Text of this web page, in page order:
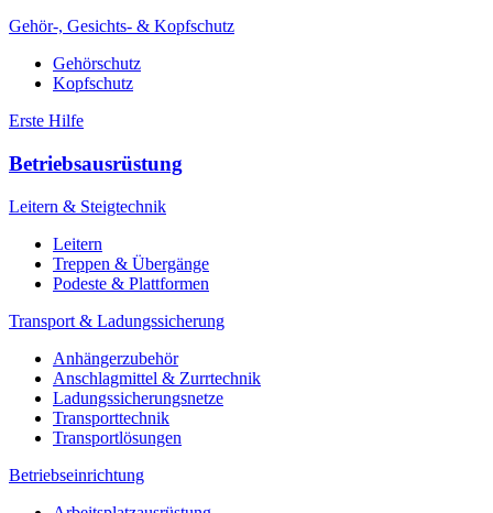
Gehör-, Gesichts- & Kopfschutz
Gehörschutz
Kopfschutz
Erste Hilfe
Betriebsausrüstung
Leitern & Steigtechnik
Leitern
Treppen & Übergänge
Podeste & Plattformen
Transport & Ladungssicherung
Anhängerzubehör
Anschlagmittel & Zurrtechnik
Ladungssicherungsnetze
Transporttechnik
Transportlösungen
Betriebseinrichtung